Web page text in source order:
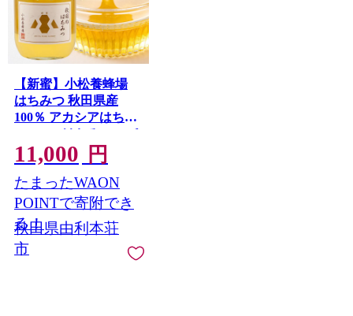
【新蜜】小松養蜂場
はちみつ 秋田県産
100％ アカシアはちみ
つ 500g [はちみつ ハチ
ミツ 蜂蜜 国産 秋田県
産100％ 自家採蜜
100％] 秋田県由利本荘
市
11,000 円
たまったWAON
POINTで寄附でき
る！
秋田県由利本荘
市